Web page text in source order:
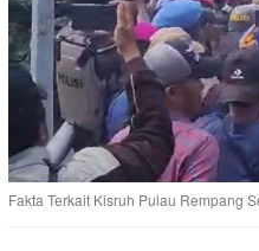
Fakta Terkait Kisruh Pulau Rempang